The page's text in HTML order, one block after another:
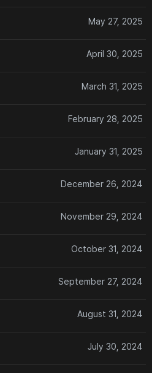
May 27, 2025
April 30, 2025
March 31, 2025
February 28, 2025
January 31, 2025
December 26, 2024
November 29, 2024
October 31, 2024
September 27, 2024
August 31, 2024
July 30, 2024